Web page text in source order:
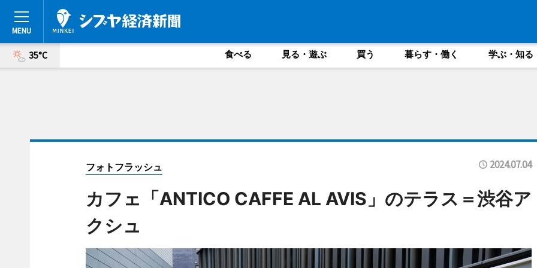
35°C 食べる 見る・遊ぶ 買う 暮らす・働く 学ぶ・知る
フォトフラッシュ 2024.07.04
カフェ「ANTICO CAFFE AL AVIS」のテラス＝渋谷ア
クシュ